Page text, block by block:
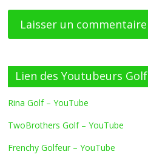
Lien des Youtubeurs Golf
Rina Golf – YouTube
TwoBrothers Golf – YouTube
Frenchy Golfeur – YouTube